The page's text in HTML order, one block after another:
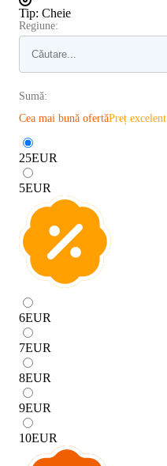
Tip: Cheie
Regiune:
Sumă:
Cea mai bună ofertăPreț excelent
25EUR
5EUR
6EUR
7EUR
8EUR
9EUR
10EUR